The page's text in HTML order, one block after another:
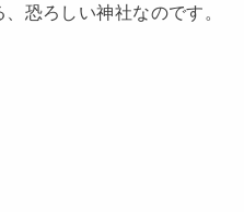
恐ろしい神社なのです。